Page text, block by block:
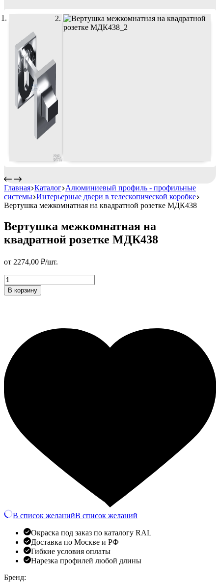
Главная Каталог Алюминиевый профиль - профильные
системы Интерьерные двери в телескопической коробке
Вертушка межкомнатная на квадратной розетке МДК438
Вертушка межкомнатная на
квадратной розетке МДК438
от 2274,00 ₽/шт.
Вертушка
межкомнатная
на
Количество
В корзину
В список желанийВ список желаний
Окраска под заказ по каталогу RAL
Доставка по Москве и РФ
Гибкие условия оплаты
Нарезка профилей любой длины
Бренд: